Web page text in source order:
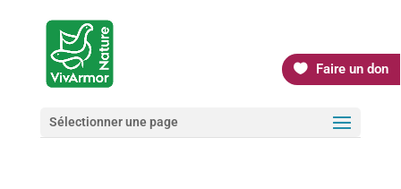
Faire un don
Sélectionner une page